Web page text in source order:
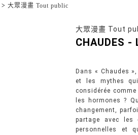
> 大眾漫畫 Tout public
大眾漫畫 Tout
CHAUDES -
Dans « Chaudes
et les mythes qui
considérée
les hormones ?
changement,
partage avec les
personnelles et